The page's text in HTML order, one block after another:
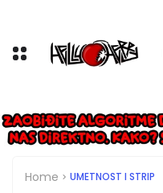
Home UMETNOST I STRIP